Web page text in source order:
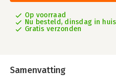
Op voorraad
Nu besteld, dinsdag in huis
Gratis verzonden
Samenvatting